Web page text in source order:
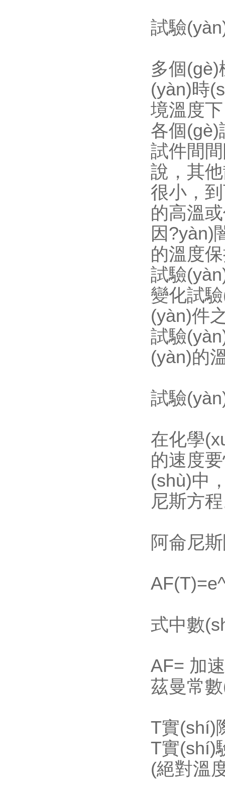
試驗
多個
(yàn)時
境溫度下
各個(gè)
試件間
說，
很小
的高溫或
因?yàn)
的溫度保
試驗
變化試驗
(yàn)件
試驗
(yàn)的
試驗
在化學
的速度要
(shù)中
尼斯方程
阿侖尼
式中數
AF=
茲曼常
T實
T實(shí)
(絕對溫